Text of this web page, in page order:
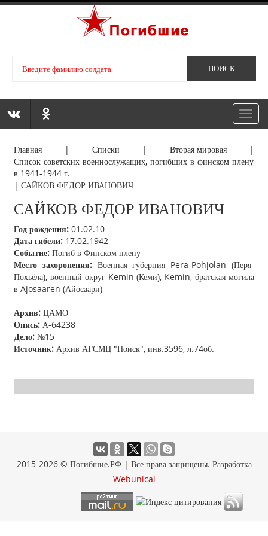
Главная |Списки | Вторая мировая|
Список советских военнослужащих, погибших в финском плену
в 1941-1944 г.
|САЙКОВ ФЕДОР ИВАНОВИЧ
САЙКОВ ФЕДОР ИВАНОВИЧ
Год рождения: 01.02.10
Дата гибели: 17.02.1942
Событие: Погиб в Финском плену
Место захоронения: Военная губерния Pera-Pohjolan (Перя-
Похьёла), военный округ Kemin (Кеми), Kemin, братская могила
в Ajosaaren (Айосаари)
Архив: ЦАМО
Опись: А-64238
Дело: №15
Источник: Архив АГСМЦ "Поиск", инв.3596, л.74об.
2015-2026 © Погибшие.РФ | Все права защищены. Разработка
Webunical